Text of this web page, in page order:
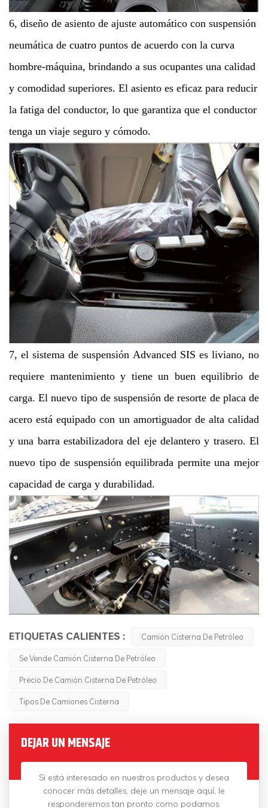
6, diseño de asiento de ajuste automático con suspensión
neumática de cuatro puntos de acuerdo con la curva
hombre-máquina, brindando a sus ocupantes una calidad
y comodidad superiores. El asiento es eficaz para reducir
la fatiga del conductor, lo que garantiza que el conductor
tenga un viaje seguro y cómodo.
7, el sistema de suspensión Advanced SIS es liviano, no
requiere mantenimiento y tiene un buen equilibrio de
carga. El nuevo tipo de suspensión de resorte de placa de
acero está equipado con un amortiguador de alta calidad
y una barra estabilizadora del eje delantero y trasero. El
nuevo tipo de suspensión equilibrada permite una mejor
capacidad de carga y durabilidad.
ETIQUETAS CALIENTES :
Camión Cisterna De Petróleo
Se Vende Camión Cisterna De Petróleo
Precio De Camión Cisterna De Petróleo
Tipos De Camiones Cisterna
DEJAR UN MENSAJE
Si está interesado en nuestros productos y desea
conocer más detalles, deje un mensaje aquí, le
responderemos tan pronto como podamos.